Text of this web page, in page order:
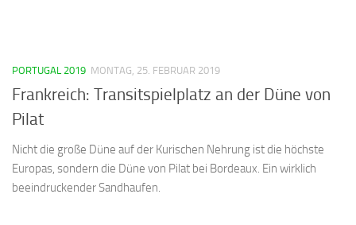
PORTUGAL 2019 MONTAG, 25. FEBRUAR 2019
Frankreich: Transitspielplatz an der Düne von
Pilat
Nicht die große Düne auf der Kurischen Nehrung ist die höchste
Europas, sondern die Düne von Pilat bei Bordeaux. Ein wirklich
beeindruckender Sandhaufen.